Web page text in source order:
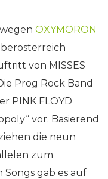
OXYMORON
von MISSES
Prog Rock Band
PINK FLOYD
vor. Basierend
die neun
zum
gab es auf